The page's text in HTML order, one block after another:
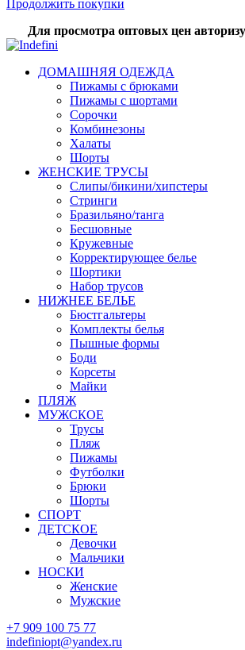
Продолжить покупки
Для просмотра оптовых цен
ДОМАШНЯЯ ОДЕЖДА
Пижамы с брюками
Пижамы с шортами
Сорочки
Комбинезоны
Халаты
Шорты
ЖЕНСКИЕ ТРУСЫ
Слипы/бикини/хипстеры
Стринги
Бразильяно/танга
Бесшовные
Кружевные
Корректирующее белье
Шортики
Набор трусов
НИЖНЕЕ БЕЛЬЕ
Бюстгальтеры
Комплекты белья
Пышные формы
Боди
Корсеты
Майки
ПЛЯЖ
МУЖСКОЕ
Трусы
Пляж
Пижамы
Футболки
Брюки
Шорты
СПОРТ
ДЕТСКОЕ
Девочки
Мальчики
НОСКИ
Женские
Мужские
+7 909 100 75 77
indefiniopt@yandex.ru